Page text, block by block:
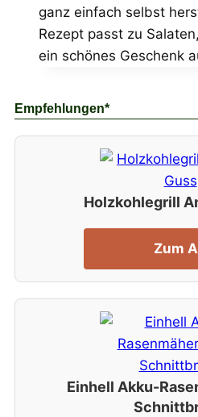
ganz einfach selbst
Rezept passt zu
ein schönes Geschenk
Empfehlungen*
Holzkohlegrill
Zum
Einhell Akku-